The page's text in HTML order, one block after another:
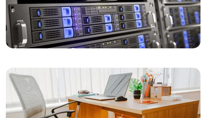
Gemi Acentesi Web Sitesi Tasarımı: Denizin
Derinliklerindeki Dijital Yolculuk
Sigorta Brokeri Web Sitesi Tasarımı: Profesyonel
Hukuk Danışmanlık Web Sitesi Tasarımı: Profesyonel
ve Güvenilir Hizmetler
Kariyer Danışmanlığı Web Sitesi Tasarımı: Başarılı Bir